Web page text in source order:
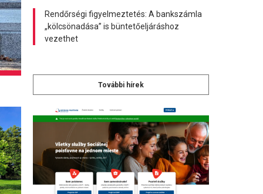
Rendőrségi figyelmeztetés: A bankszámla
„kölcsönadása” is büntetőeljáráshoz
vezethet
További hírek